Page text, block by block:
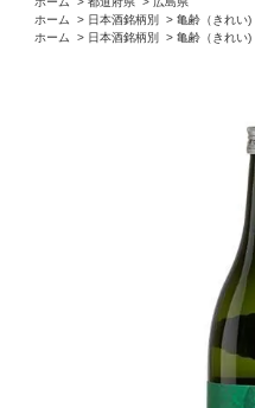
ホーム
> 日本酒銘柄別 > 亀齢（きれい)
ホーム
> 日本酒銘柄別 > 亀齢（きれい)